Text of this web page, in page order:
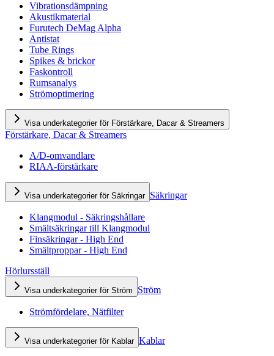
Vibrationsdämpning
Akustikmaterial
Furutech DeMag Alpha
Antistat
Tube Rings
Spikes & brickor
Faskontroll
Rumsanalys
Strömoptimering
Visa underkategorier för Förstärkare, Dacar & Streamers
Förstärkare, Dacar & Streamers
A/D-omvandlare
RIAA-förstärkare
Visa underkategorier för Säkringar Säkringar
Klangmodul - Säkringshållare
Smältsäkringar till Klangmodul
Finsäkringar - High End
Smältproppar - High End
Hörlursställ
Visa underkategorier för Ström Ström
Strömfördelare, Nätfilter
Visa underkategorier för Kablar Kablar